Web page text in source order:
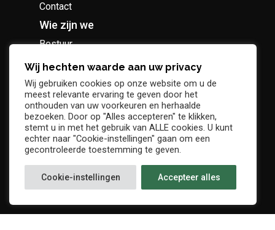
Contact
Wie zijn we
Bestuur
Geschiedenis
Supportersclub
Socio Business Club
Wij hechten waarde aan uw privacy
Wij gebruiken cookies op onze website om u de
meest relevante ervaring te geven door het
onthouden van uw voorkeuren en herhaalde
bezoeken. Door op "Alles accepteren" te klikken,
stemt u in met het gebruik van ALLE cookies. U kunt
echter naar "Cookie-instellingen" gaan om een
gecontroleerde toestemming te geven.
Cookie-instellingen Accepteer alles